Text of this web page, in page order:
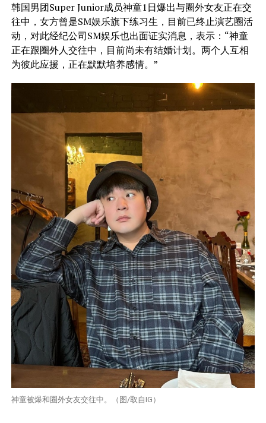
韩国男团Super Junior成员神童1日爆出与圈外女友正在交
往中，女方曾是SM娱乐旗下练习生，目前已终止演艺圈活
动，对此经纪公司SM娱乐也出面证实消息，表示：“神童
正在跟圈外人交往中，目前尚未有结婚计划。两个人互相
为彼此应援，正在默默培养感情。”
神童被爆和圈外女友交往中。（图/取自IG）